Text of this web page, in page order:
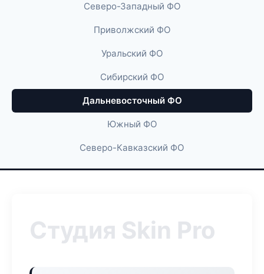
Северо-Западный ФО
Приволжский ФО
Уральский ФО
Сибирский ФО
Дальневосточный ФО
Южный ФО
Северо-Кавказский ФО
Студия Skin Pro